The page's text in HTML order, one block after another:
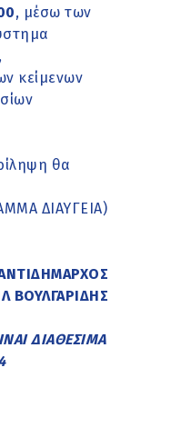
, μέσω των
κείμενων
θα
ΔΙΑΥΓΕΙΑ)
ΒΟΥΛΓΑΡΙΔΗΣ
ΔΙΑΘΕΣΙΜΑ